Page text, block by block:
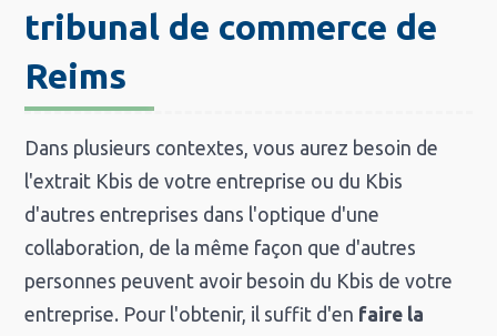
tribunal de commerce de
Reims
Dans plusieurs contextes, vous aurez besoin de
l'extrait Kbis de votre entreprise ou du Kbis
d'autres entreprises dans l'optique d'une
collaboration, de la même façon que d'autres
personnes peuvent avoir besoin du Kbis de votre
entreprise. Pour l'obtenir, il suffit d'en faire la